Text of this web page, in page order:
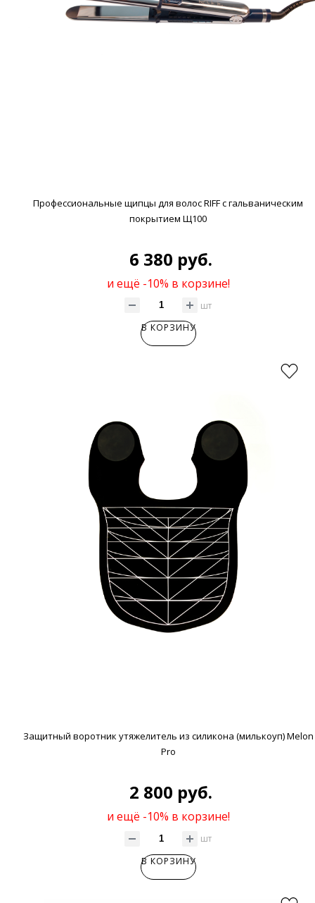
Профессиональные щипцы для волос RIFF с гальваническим
покрытием Щ100
6 380 руб.
и ещё -10% в корзине!
шт
В КОРЗИНУ
Защитный воротник утяжелитель из силикона (милькоуп) Melon
Pro
2 800 руб.
и ещё -10% в корзине!
шт
В КОРЗИНУ